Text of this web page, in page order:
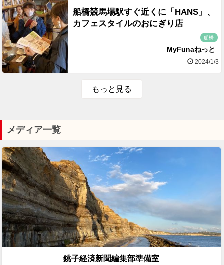
船橋競馬場駅すぐ近くに「HANS」、
カフェスタイルのおにぎり店
船橋
MyFunaねっと
2024/1/3
もっと見る
メディア一覧
銚子経済新聞編集部準備室